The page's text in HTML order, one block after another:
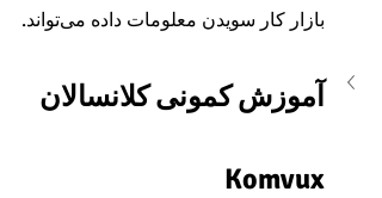
بازار کار سویدن معلومات داده می‌تواند.
آموزش کمونی کلانسالان
Komvux